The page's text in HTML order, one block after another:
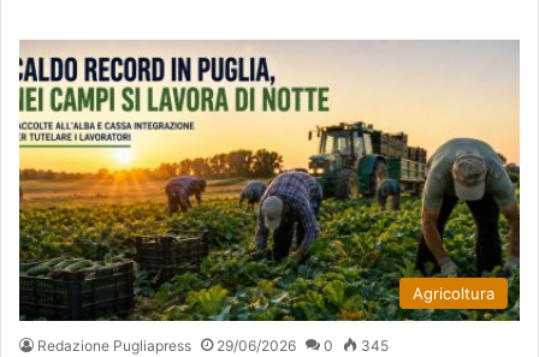
Agricoltura
Redazione Pugliapress 29/06/2026 0 345